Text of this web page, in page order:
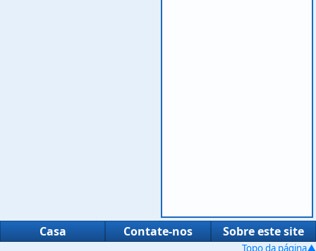
Casa Contate-nos Sobre este site
Topo da página▲